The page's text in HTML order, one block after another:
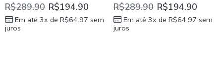
R$289.90 R$194.90
Em até 3x de R$64.97 sem
juros
R$289.90 R$194.90
Em até 3x de R$64.97 sem
juros